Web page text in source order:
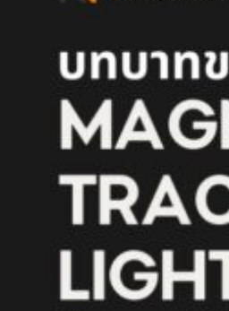
หลอดไฟ LED
หลอดไฟ LED LAMPO
สินค้า Lighting
LED Linear
LED Ribbon
LED Neon Flex
LED Panel
LED Panel Light Office
Wall Light
Bollard
Garden Light
Up Light
LED Swimming Pool
Linear Wall Washer